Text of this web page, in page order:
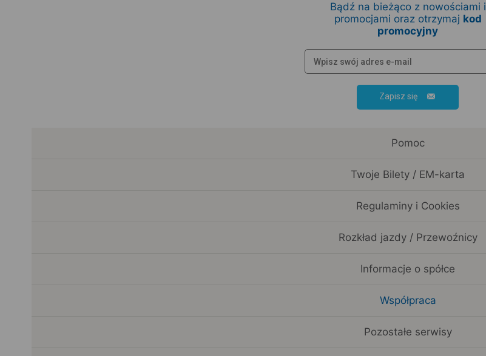
Bądź na bieżąco z nowościami i
promocjami oraz otrzymaj kod
promocyjny
Zapisz się
Pomoc
Twoje Bilety / EM-karta
Regulaminy i Cookies
Rozkład jazdy / Przewoźnicy
Informacje o spółce
Współpraca
Pozostałe serwisy